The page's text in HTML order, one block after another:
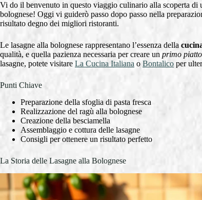
Vi do il benvenuto in questo viaggio culinario alla scoperta di
bolognese! Oggi vi guiderò passo dopo passo nella
risultato degno dei migliori ristoranti.
Le lasagne alla bolognese rappresentano l’essenza della
qualità, e quella pazienza necessaria per creare un primo piatto
lasagne, potete visitare La Cucina Italiana o Bontalico per
Punti Chiave
Preparazione della sfoglia di pasta fresca
Realizzazione del ragù alla bolognese
Creazione della besciamella
Assemblaggio e cottura delle lasagne
Consigli per ottenere un risultato perfetto
La Storia delle Lasagne alla Bolognese